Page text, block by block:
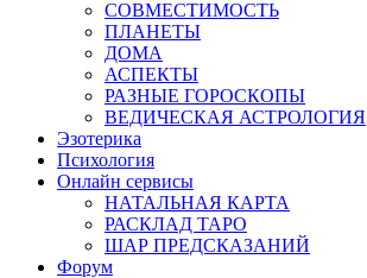
СОВМЕСТИМОСТЬ
ПЛАНЕТЫ
ДОМА
АСПЕКТЫ
РАЗНЫЕ ГОРОСКОПЫ
ВЕДИЧЕСКАЯ АСТРОЛОГИЯ
Эзотерика
Психология
Онлайн сервисы
НАТАЛЬНАЯ КАРТА
РАСКЛАД ТАРО
ШАР ПРЕДСКАЗАНИЙ
Форум